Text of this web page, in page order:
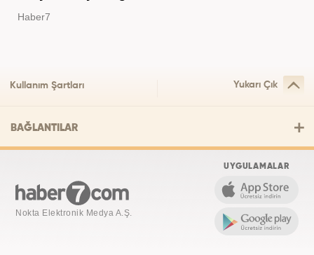
Haber7
Kullanım Şartları Yukarı Çık
BAĞLANTILAR
Nokta Elektronik Medya A.Ş.
UYGULAMALAR